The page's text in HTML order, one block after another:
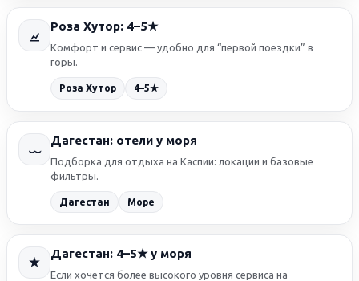
Роза Хутор: 4–5★
Комфорт и сервис — удобно для “первой поездки” в
горы.
Роза Хутор 4–5★
Дагестан: отели у моря
Подборка для отдыха на Каспии: локации и базовые
фильтры.
Дагестан Море
Дагестан: 4–5★ у моря
Если хочется более высокого уровня сервиса на